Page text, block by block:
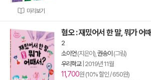
미리보기
혐오 : 재밌어서 한 말, 뭐가 어
2
소이언(지은이), 권송이 (그림)
우리학교| 2019년 11월
11,700원 (10% 할인 / 650원)